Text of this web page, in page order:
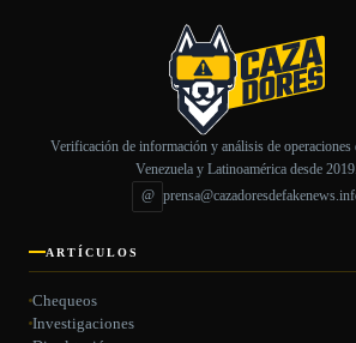
Verificación de información y análisis de operaciones
Venezuela y Latinoamérica desde 2019.
@
ARTÍCULOS
Chequeos
Investigaciones